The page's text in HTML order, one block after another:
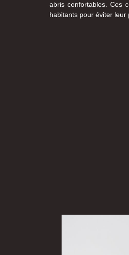
abris confortables. Ces
habitants pour éviter leur